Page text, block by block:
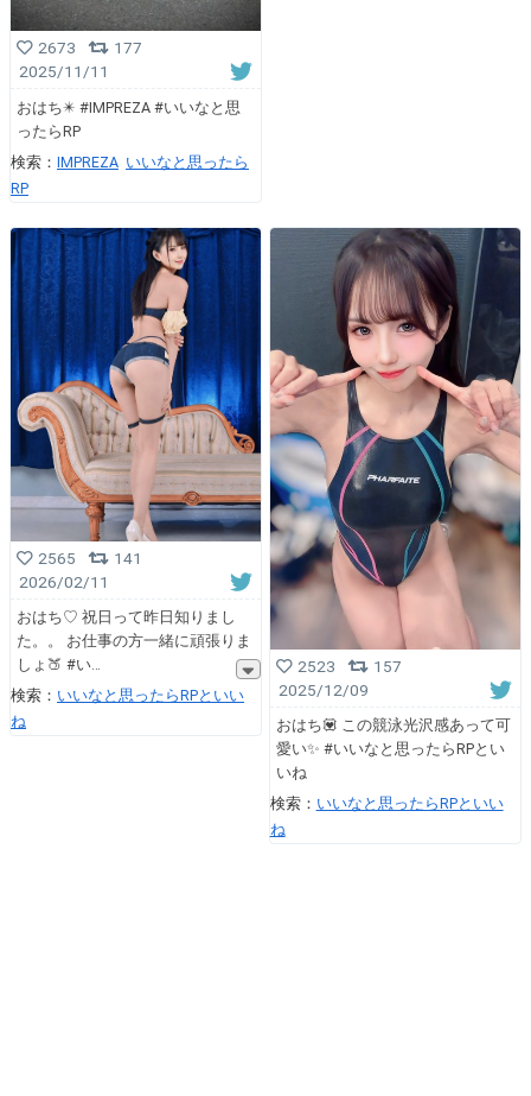
2673
177
2025/11/11
おはち✴️ #IMPREZA #いいなと思
ったらRP
検索： IMPREZA いいなと思ったら
RP
2565
141
2026/02/11
おはち♡ 祝日って昨日知りまし
た。。 お仕事の方一緒に頑張りま
しょ🍑 #い
検索： いいなと思ったらRPといい
ね
2523
157
2025/12/09
おはち💟 この競泳光沢感あって可
愛い✨️ #いいなと思ったらRPとい
いね
検索： いいなと思ったらRPといい
ね